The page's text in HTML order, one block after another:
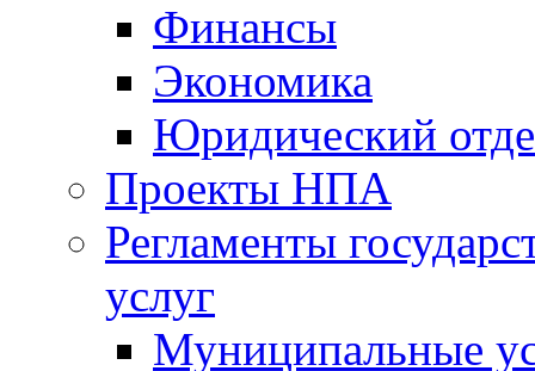
Финансы
Экономика
Юридический
Проекты НПА
Регламенты
услуг
Муниципальные